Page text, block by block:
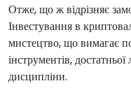
Отже, що ж відрізняє
Інвестування в
мистецтво, що вимагає
інструментів,
дисципліни.